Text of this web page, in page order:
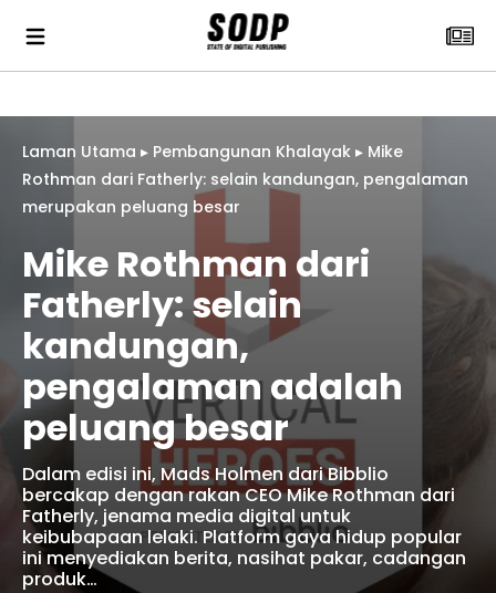
Laman Utama ▸ Pembangunan Khalayak ▸ Mike
Rothman dari Fatherly: selain kandungan, pengalaman
merupakan peluang besar
Mike Rothman dari
Fatherly: selain
kandungan,
pengalaman adalah
peluang besar
Dalam edisi ini, Mads Holmen dari Bibblio
bercakap dengan rakan CEO Mike Rothman dari
Fatherly, jenama media digital untuk
keibubapaan lelaki. Platform gaya hidup popular
ini menyediakan berita, nasihat pakar, cadangan
produk…